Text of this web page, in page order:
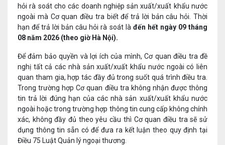
hỏi rà soát cho các doanh nghiệp sản xuất/xuất khẩu nước
ngoài mà Cơ quan điều tra biết để trả lời bản câu hỏi. Thời
hạn để trả lời bản câu hỏi rà soát là đến hết ngày 09tháng
08 năm 2026 (theo giờ Hà Nội).
Để đảm bảo quyền và lợi ích của mình, Cơ quan điều tra đề
nghị tất cả các nhà sản xuất/xuất khẩu nước ngoài có liên
quan tham gia, hợp tác đầy đủ trong suốt quá trình điều tra.
Trong trường hợp Cơ quan điều tra không nhận được thông
tin trả lời đúng hạn của các nhà sản xuất/xuất khẩu nước
ngoài hoặc trong trường hợp thông tin cung cấp không chính
xác, không đầy đủ theo yêu cầu thì Cơ quan điều tra sẽ sử
dụng thông tin sẵn có để đưa ra kết luận theo quy định tại
Điều 75 Luật Quản lý ngoại thương.